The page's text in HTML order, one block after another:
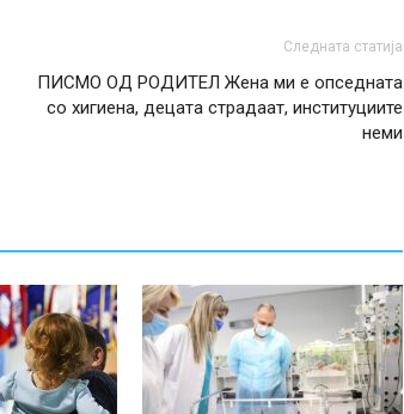
Следната статија
ПИСМО ОД РОДИТЕЛ Жена ми е опседната
со хигиена, децата страдаат, институциите
неми